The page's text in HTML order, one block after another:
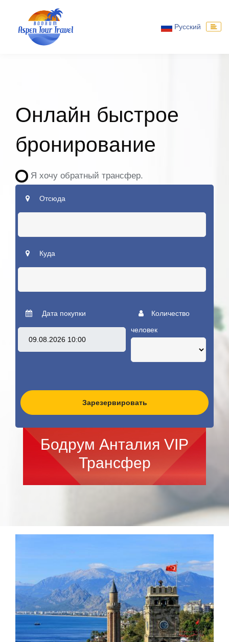
Русский
Онлайн быстрое
бронирование
Я хочу обратный трансфер.
Отсюда
Куда
Дата покупки
Количество
человек
Зарезервировать
Бодрум Анталия VIP
Трансфер